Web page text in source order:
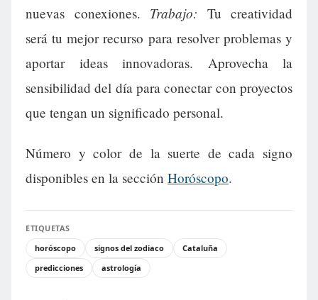
nuevas conexiones. Trabajo: Tu creatividad
será tu mejor recurso para resolver problemas y
aportar ideas innovadoras. Aprovecha la
sensibilidad del día para conectar con proyectos
que tengan un significado personal.
Número y color de la suerte de cada signo
disponibles en la sección Horóscopo.
ETIQUETAS
horóscopo
signos del zodiaco
Cataluña
predicciones
astrología